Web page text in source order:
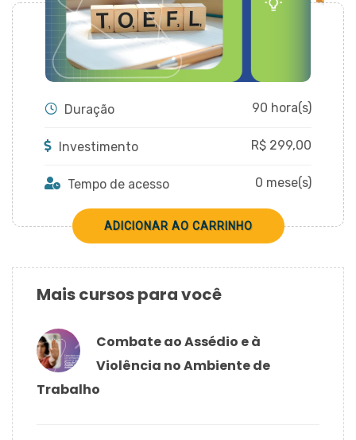
VANTAGENS
BLOG
CADASTRAR
Duração 90 hora(s)
Investimento R$ 299,00
Tempo de acesso 0 mese(s)
Mais cursos para você
Combate ao Assédio e à
Violência no Ambiente de
Trabalho